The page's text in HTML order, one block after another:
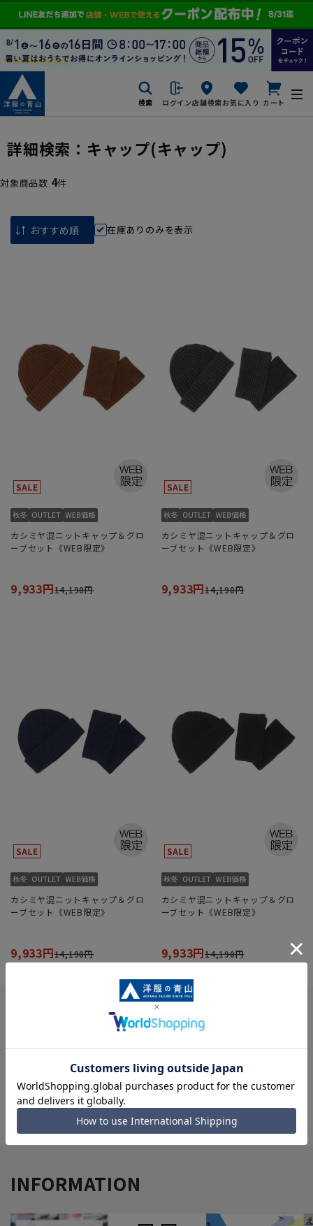
検索 ログイン店舗検索お気に入り カート
詳細検索： キャップ(キャップ)
対象商品数 4件
在庫ありのみを表示
カシミヤ混ニットキャップ＆グロ
ーブセット《WEB限定》
9,933円14,190円
カシミヤ混ニットキャップ＆グロ
ーブセット《WEB限定》
9,933円14,190円
カシミヤ混ニットキャップ＆グロ
ーブセット《WEB限定》
9,933円14,190円
カシミヤ混ニットキャップ＆グロ
ーブセット《WEB限定》
9,933円14,190円
最近見た商品がありません。
INFORMATION